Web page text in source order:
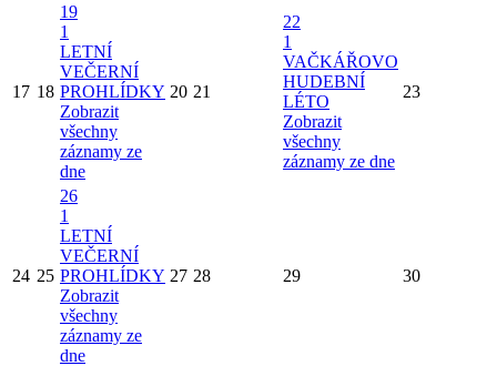
17 18
19
1
LETNÍ
VEČERNÍ
PROHLÍDKY
Zobrazit
všechny
záznamy ze
dne
20 21
22
1
VAČKÁŘOVO
HUDEBNÍ
LÉTO
Zobrazit
všechny
záznamy ze dne
23
24 25
26
1
LETNÍ
VEČERNÍ
PROHLÍDKY
Zobrazit
všechny
záznamy ze
dne
27 28 29 30